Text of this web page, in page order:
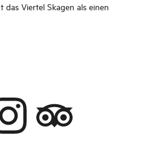
Viertel Skagen als einen